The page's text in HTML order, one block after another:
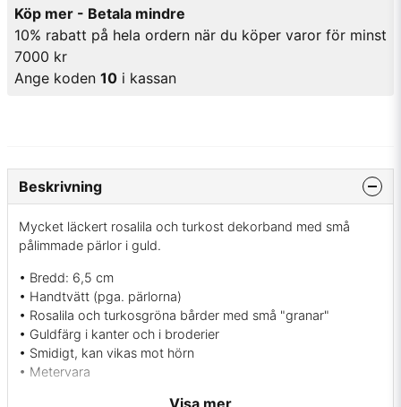
Köp mer - Betala mindre
10% rabatt på hela ordern när du köper varor för minst
7000 kr
Ange koden 10 i kassan
Beskrivning
Mycket läckert rosalila och turkost dekorband med små
pålimmade pärlor i guld.
• Bredd: 6,5 cm
• Handtvätt (pga. pärlorna)
• Rosalila och turkosgröna bårder med små "granar"
• Guldfärg i kanter och i broderier
• Smidigt, kan vikas mot hörn
• Metervara
Med det här bandet kan du dekorera massor av saker ex:
Visa mer